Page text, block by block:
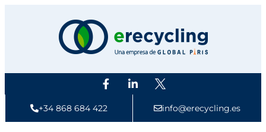
+34 868 684 422 info@erecycling.es